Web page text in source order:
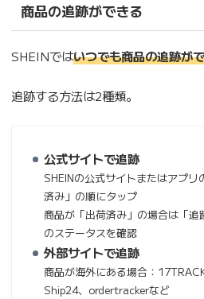
商品の追跡ができる
SHEINではいつでも商品の追跡が
追跡する方法は2種類。
公式サイトで追跡
SHEINの公式サイトまたはアプ
済み」の順にタップ
商品が「出荷済み」の場合は「
のステータスを確認
外部サイトで追跡
商品が海外にある場合：
Ship24、ordertrackerなど